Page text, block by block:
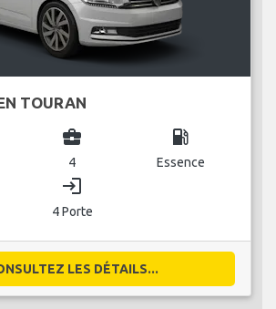
TOURAN
business_center
4
local_gas_station
Essence
login
4 Porte
LES DÉTAILS...